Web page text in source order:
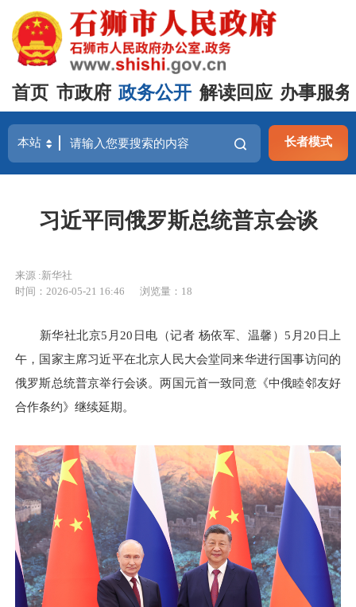
首页 市政府 政务公开 解读回应 办事服务
长者模式
习近平同俄罗斯总统普京会谈
来源 :新华社
时间：2026-05-21 16:46
浏览量： 18
新华社北京5月20日电（记者 杨依军、温馨）5月20日上
午，国家主席习近平在北京人民大会堂同来华进行国事访问的
俄罗斯总统普京举行会谈。两国元首一致同意《中俄睦邻友好
合作条约》继续延期。